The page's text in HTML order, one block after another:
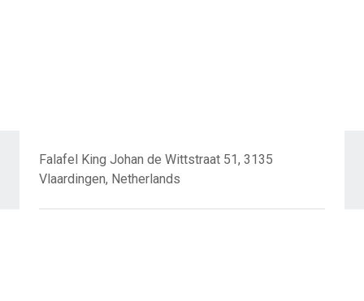
Falafel King Johan de Wittstraat 51, 3135
Vlaardingen, Netherlands